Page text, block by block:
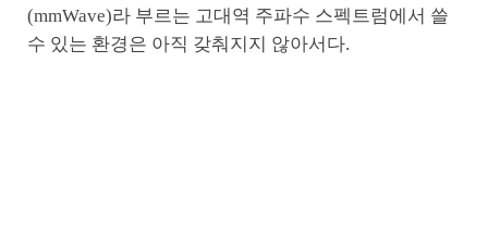
(mmWave)라 부르는 고대역 주파수 스펙트럼에서 쓸
수 있는 환경은 아직 갖춰지지 않아서다.